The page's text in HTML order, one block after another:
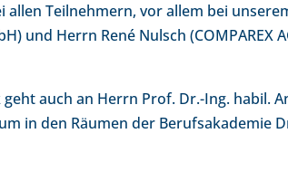
allen Teilnehmern, vor allem bei
und Herrn René Nulsch
auch an Herrn Prof. Dr.-Ing. habil.
in den Räumen der Berufsakademie